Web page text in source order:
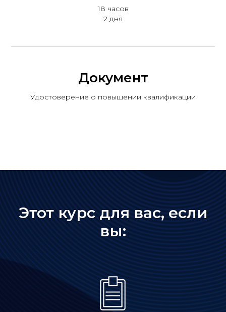
18 часов
2 дня
Документ
Удостоверение о повышении квалификации
Этот курс для вас, если
вы: